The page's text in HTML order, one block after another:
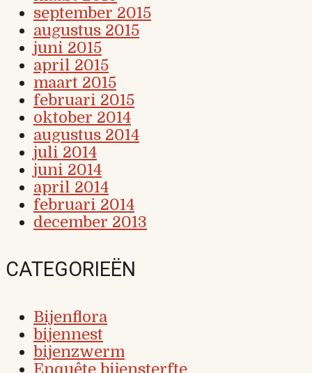
september 2015
augustus 2015
juni 2015
april 2015
maart 2015
februari 2015
oktober 2014
augustus 2014
juli 2014
juni 2014
april 2014
februari 2014
december 2013
CATEGORIEËN
Bijenflora
bijennest
bijenzwerm
Enquête bijensterfte